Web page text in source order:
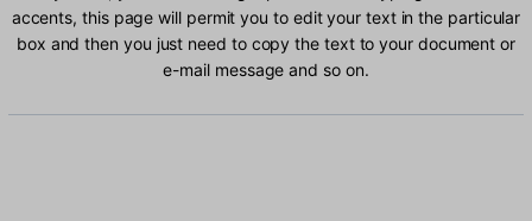
accents, this page will permit you to edit your text in the particular
box and then you just need to copy the text to your document or
e-mail message and so on.